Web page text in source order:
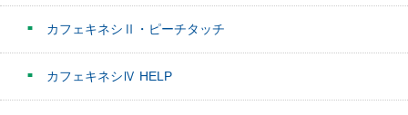
カフェキネシⅡ・ピーチタッチ
カフェキネシⅣ HELP